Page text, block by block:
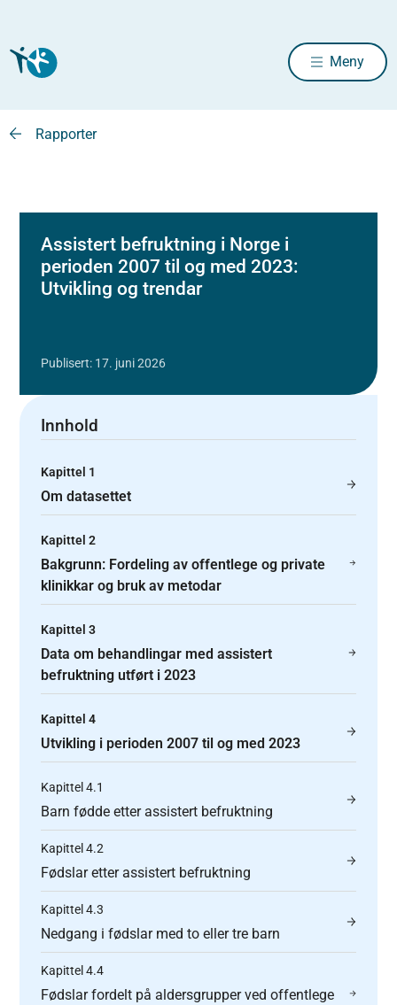
Meny
Rapporter
Assistert befruktning i Norge i
perioden 2007 til og med 2023:
Utvikling og trendar
Publisert: 17. juni 2026
Innhold
Kapittel 1
Om datasettet
Kapittel 2
Bakgrunn: Fordeling av offentlege og private
klinikkar og bruk av metodar
Kapittel 3
Data om behandlingar med assistert
befruktning utført i 2023
Kapittel 4
Utvikling i perioden 2007 til og med 2023
Kapittel 4.1
Barn fødde etter assistert befruktning
Kapittel 4.2
Fødslar etter assistert befruktning
Kapittel 4.3
Nedgang i fødslar med to eller tre barn
Kapittel 4.4
Fødslar fordelt på aldersgrupper ved offentlege